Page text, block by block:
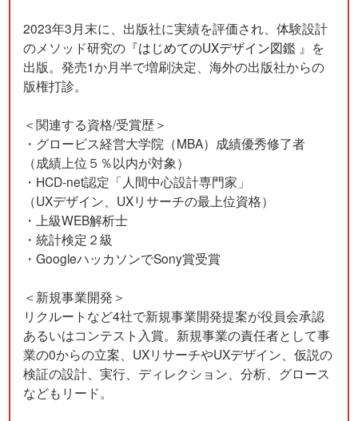
2023年3月末に、出版社に実績を評価され、体験設計
のメソッド研究の『はじめてのUXデザイン図鑑 』を
出版。発売1か月半で増刷決定、海外の出版社からの
版権打診。
＜関連する資格/受賞歴＞
・グロービス経営大学院（MBA）成績優秀修了者
（成績上位５％以内が対象）
・HCD-net認定「人間中心設計専門家」
（UXデザイン、UXリサーチの最上位資格）
・上級WEB解析士
・統計検定２級
・GoogleハッカソンでSony賞受賞
＜新規事業開発＞
リクルートなど4社で新規事業開発提案が役員会承認
あるいはコンテスト入賞。新規事業の責任者として事
業の0からの立案、UXリサーチやUXデザイン、仮説の
検証の設計、実行、ディレクション、分析、グロース
などもリード。